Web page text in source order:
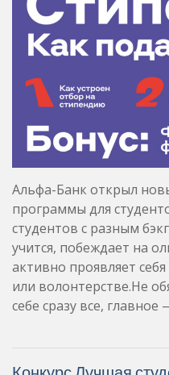
Альфа-Банк открыл
программы для
студентов с разным
учится, побеждает на
активно проявляет
или волонтерстве.Не
себе сразу все, главное